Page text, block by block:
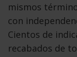
mismos
con
Cientos de
recabados de